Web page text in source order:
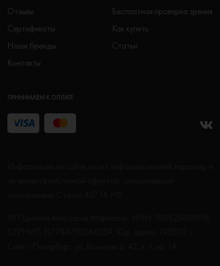
Отзывы
Сертификаты
Наши бренды
Контакты
Бесплатная проверка зрения
Как купить
Статьи
ПРИНИМАЕМ К ОПЛАТЕ